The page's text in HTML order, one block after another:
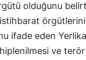
olduğunu
ifade eden
ve